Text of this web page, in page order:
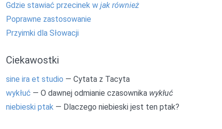
Gdzie stawiać przecinek w jak również
Poprawne zastosowanie
Przyimki dla Słowacji
Ciekawostki
sine ira et studio — Cytata z Tacyta
wykłuć — O dawnej odmianie czasownika wykłuć
niebieski ptak — Dlaczego niebieski jest ten ptak?